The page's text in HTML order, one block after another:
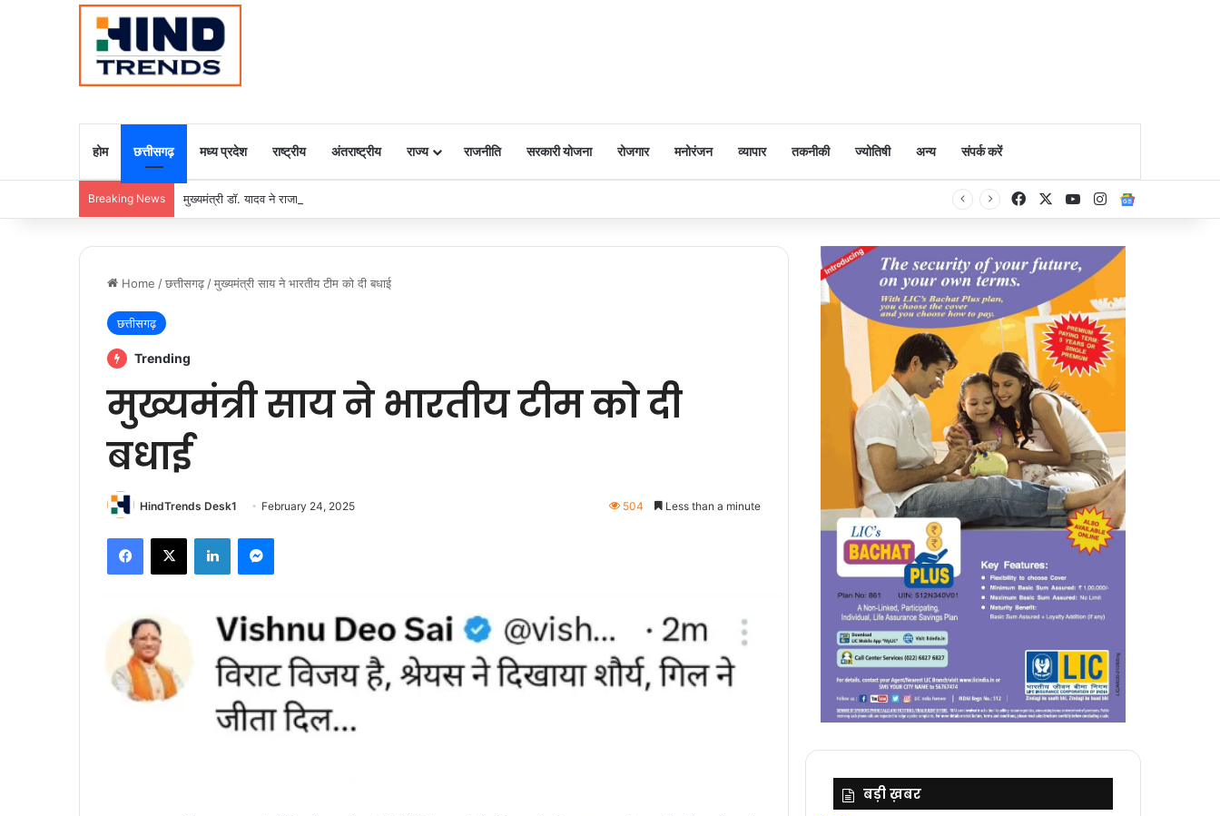
होम छत्तीसगढ़ मध्य प्रदेश राष्ट्रीय अंतराष्ट्रीय राज्य राजनीति सरकारी योजना रोजगार मनोरंजन व्यापार तकनीकी ज्योतिषी अन्य संपर्क करें
Breaking News मुख्यमंत्री डॉ. यादव ने राजा राममोहन राय की जयंती पर किया नमन FacebookYouTubeInstagram
Home /छत्तीसगढ़ /मुख्यमंत्री साय ने भारतीय टीम को दी बधाई
छत्तीसगढ़
Trending
मुख्यमंत्री साय ने भारतीय टीम को दी
बधाई
HindTrends Desk1 February 24, 2025 504 Less than a minute
Facebook
X LinkedInMessenger
बड़ी ख़बर